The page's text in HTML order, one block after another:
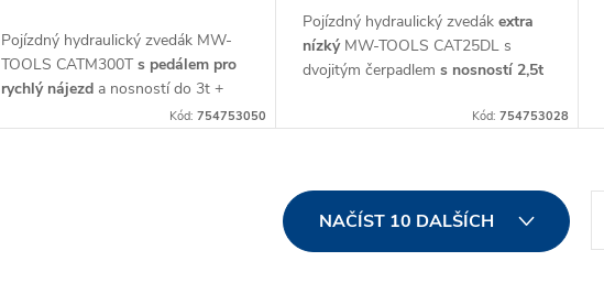
Pojízdný hydraulický zvedák MW-
TOOLS CATM300Ts pedálem pro
rychlý nájezd a nosností do 3t +
Kód:754753050
Pojízdný hydraulický zvedák extra
nízkýMW-TOOLS CAT25DL s
dvojitým čerpadlems nosností 2,5t
Kód: 754753028
NAČÍST 10 DALŠÍCH